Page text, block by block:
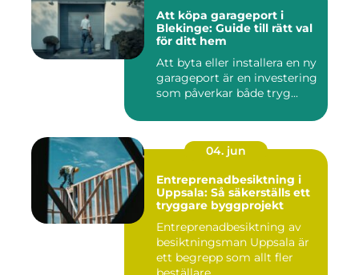
Att köpa garageport i
Blekinge: Guide till rätt val
för ditt hem
Att byta eller installera en ny
garageport är en investering
som påverkar både tryg...
04. jun
Entreprenadbesiktning i
Uppsala: Så säkerställs ett
tryggare byggprojekt
Entreprenadbesiktning av
besiktningsman Uppsala är
ett begrepp som allt fler